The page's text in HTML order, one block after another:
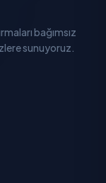
bağımsız
sunuyoruz.